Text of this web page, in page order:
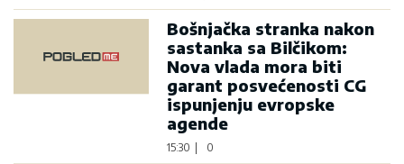
Bošnjačka stranka nakon
sastanka sa Bilčikom:
Nova vlada mora biti
garant posvećenosti CG
ispunjenju evropske
agende
15:30 0